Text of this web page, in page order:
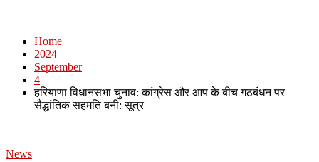
Home
2024
September
4
हरियाणा विधानसभा चुनाव: कांग्रेस और आप के बीच गठबंधन पर
सैद्धांतिक सहमति बनी: सूत्र
News